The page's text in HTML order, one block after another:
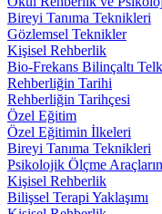
Bireyi Tanıma Teknikleri
Gözlemsel Teknikler
Kişisel Rehberlik
Bio-Frekans Bilinçaltı
Rehberliğin Tarihi
Rehberliğin Tarihçesi
Özel Eğitim
Özel Eğitimin İlkeleri
Bireyi Tanıma Teknikleri
Psikolojik Ölçme
Kişisel Rehberlik
Bilişsel Terapi Yaklaşımı